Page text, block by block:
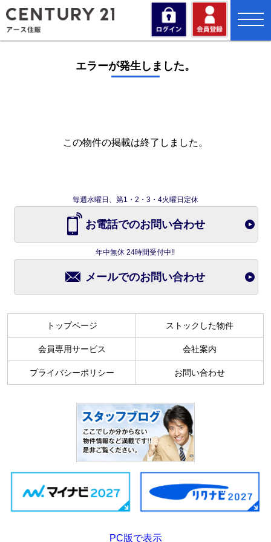
toggle
エラーが発生しました。
この物件の掲載は終了しました。
毎週水曜日、第1・2・3・4火曜日定休
お電話でのお問い合わせ
年中無休 24時間受付中!!
メールでのお問い合わせ
トップページ ストックした物件
会員専用サービス 会社案内
プライバシーポリシー お問い合わせ
PC版で表示